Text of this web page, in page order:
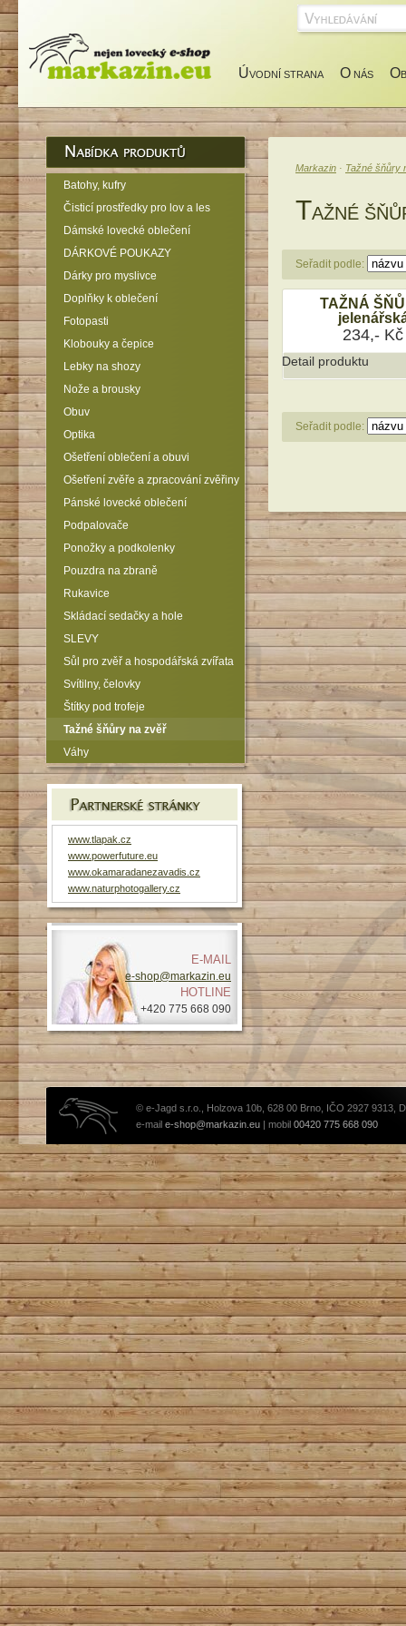
O
O NÁS
ÚVODNÍ STRANA
Markazin · Tažné šňůry
TAŽNÉ
Seřadit podle:
TAŽNÁ
234,- Kč
Detail produktu
Seřadit podle:
Batohy, kufry
Čisticí prostředky pro lov a les
Dámské lovecké oblečení
DÁRKOVÉ POUKAZY
Dárky pro myslivce
Doplňky k oblečení
Fotopasti
Klobouky a čepice
Lebky na shozy
Nože a brousky
Obuv
Optika
Ošetření oblečení a obuvi
Ošetření zvěře a zpracování zvěřiny
Pánské lovecké oblečení
Podpalovače
Ponožky a podkolenky
Pouzdra na zbraně
Rukavice
Skládací sedačky a hole
SLEVY
Sůl pro zvěř a hospodářská zvířata
Svítilny, čelovky
Štítky pod trofeje
Tažné šňůry na zvěř
Váhy
www.tlapak.cz
www.powerfuture.eu
www.okamaradanezavadis.cz
www.naturphotogallery.cz
E-MAIL
e-shop@markazin.eu
HOTLINE
+420 775 668 090
© e-Jagd s.r.o., Holzova 10b, 628 00 Brno, IČO 2927 9313,
e-mail e-shop@markazin.eu | mobil 00420 775 668 090